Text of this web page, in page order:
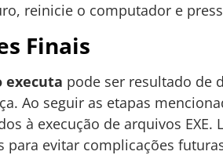
reinicie o computador e
Finais
executa pode ser resultado de
Ao seguir as etapas
à execução de arquivos
para evitar complicações